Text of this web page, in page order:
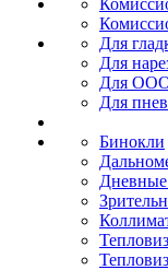
Для
Для
Для
Для
Бинокли